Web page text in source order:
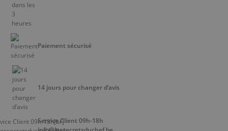
Paiement sécurisé
14 jours pour changer d’avis
Service Client 09h-18h